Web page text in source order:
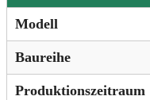
Modell
Baureihe
Produktionszeitraum